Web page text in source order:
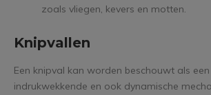
zoals vliegen, kevers en motten.
Knipvallen
Een knipval kan worden beschouwt als
indrukwekkende en ook dynamische